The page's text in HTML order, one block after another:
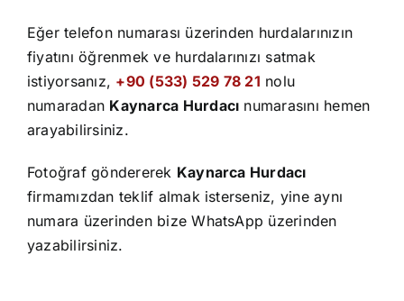
Eğer telefon numarası üzerinden hurdalarınızın
fiyatını öğrenmek ve hurdalarınızı satmak
istiyorsanız, +90 (533) 529 78 21 nolu
numaradan Kaynarca Hurdacı numarasını hemen
arayabilirsiniz.
Fotoğraf göndererek Kaynarca Hurdacı
firmamızdan teklif almak isterseniz, yine aynı
numara üzerinden bize WhatsApp üzerinden
yazabilirsiniz.